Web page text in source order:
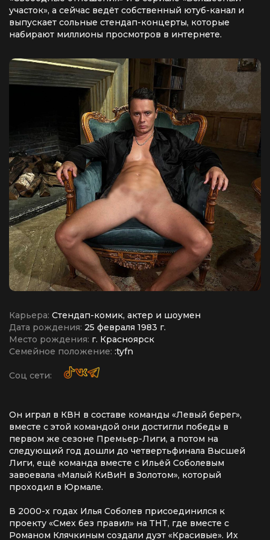
участок», а сейчас ведёт собственный ютуб-канал и
выпускает сольные стендап-концерты, которые
набирают миллионы просмотров в интернете.
Карьера: Cтендап-комик, актер и шоумен
Дата рождения: 25 февраля 1983 г.
Место рождения: г. Красноярск
Семейное положение: :tyfn
Соц сети:
Он играл в КВН в составе команды «Левый берег»,
вместе с этой командой они достигли победы в
первом же сезоне Премьер-Лиги, а потом на
следующий год дошли до четвертьфинала Высшей
Лиги, ещё команда вместе с Ильёй Соболевым
завоевала «Малый КиВиН в Золотом», который
проходил в Юрмале.
В 2000-х годах Илья Соболев присоединился к
проекту «Смех без правил» на ТНТ, где вместе с
Романом Клячкиным создали дуэт «Красивые». Их